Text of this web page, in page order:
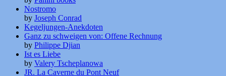
Nostromo
by Joseph Conrad
Kegeljungen-Anekdoten
Ganz zu schweigen von: Offene Rechnung
by Philippe Djian
Ist es Liebe
by Valery Tscheplanowa
JR. La Caverne du Pont Neuf